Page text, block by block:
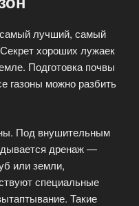
самый лучший, самый
хороших лужаек
Подготовка почвы
газоны можно разбить
Под внушительным
дренаж —
или земли,
специальные
Такие